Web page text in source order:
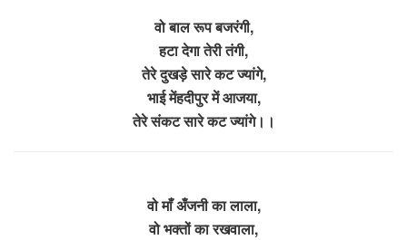
वो बाल रूप बजरंगी,
हटा देगा तेरी तंगी,
तेरे दुखड़े सारे कट ज्यांगे,
भाई मेंहदीपुर में आजया,
तेरे संकट सारे कट ज्यांगे।।
वो माँ अँजनी का लाला,
वो भक्तों का रखवाला,